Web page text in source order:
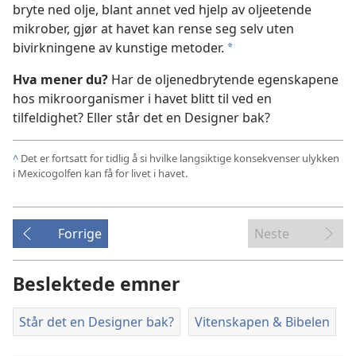
bryte ned olje, blant annet ved hjelp av oljeetende
mikrober, gjør at havet kan rense seg selv uten
bivirkningene av kunstige metoder. *
Hva mener du? Har de oljenedbrytende egenskapene
hos mikroorganismer i havet blitt til ved en
tilfeldighet? Eller står det en Designer bak?
^ Det er fortsatt for tidlig å si hvilke langsiktige konsekvenser ulykken
i Mexicogolfen kan få for livet i havet.
Forrige Neste
Beslektede emner
Står det en Designer bak? Vitenskapen & Bibelen